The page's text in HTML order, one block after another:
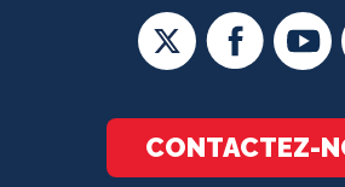
CONTACTEZ-